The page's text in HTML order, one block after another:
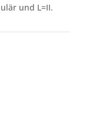
und L=II.